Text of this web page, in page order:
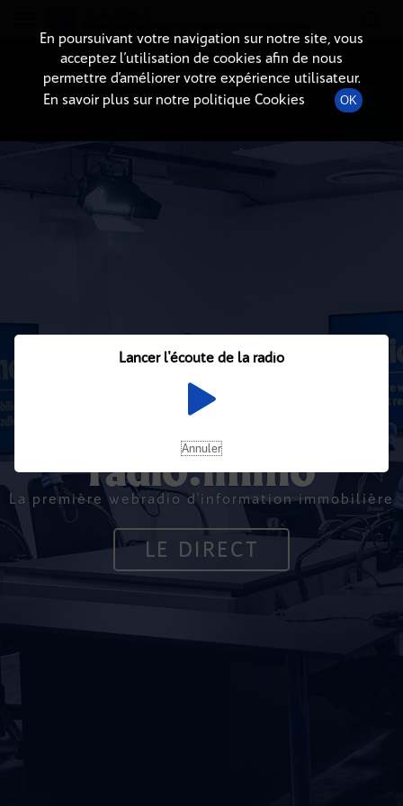
radio.immo
La première webradio d'information immobilière
LE DIRECT
En poursuivant votre navigation sur notre site, vous
acceptez l’utilisation de cookies afin de nous
permettre d’améliorer votre expérience utilisateur.
En savoir plus sur notre politique Cookies
OK
Lancer l'écoute de la radio
Annuler